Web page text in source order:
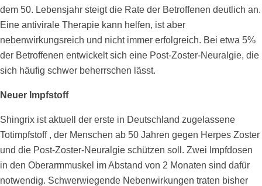
dem 50. Lebensjahr steigt die Rate der Betroffenen deutlich an.
Eine antivirale Therapie kann helfen, ist aber
nebenwirkungsreich und nicht immer erfolgreich. Bei etwa 5%
der Betroffenen entwickelt sich eine Post-Zoster-Neuralgie, die
sich häufig schwer beherrschen lässt.
Neuer Impfstoff
Shingrix ist aktuell der erste in Deutschland zugelassene
Totimpfstoff , der Menschen ab 50 Jahren gegen Herpes Zoster
und die Post-Zoster-Neuralgie schützen soll. Zwei Impfdosen
in den Oberarmmuskel im Abstand von 2 Monaten sind dafür
notwendig. Schwerwiegende Nebenwirkungen traten bisher